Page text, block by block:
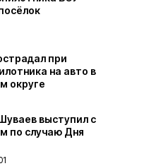
при
на авто в
округе
выступил с
по случаю Дня